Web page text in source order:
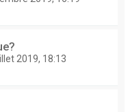
2019, 18:13